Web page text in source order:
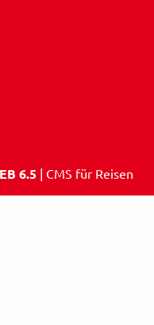
6.5| CMS für Reisen